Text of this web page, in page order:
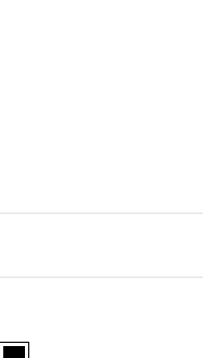
Thule Urban Glide 3 double